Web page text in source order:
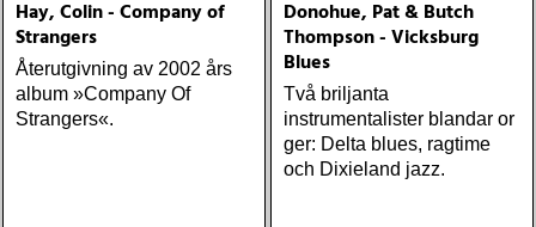
Hay, Colin - Company of
Strangers
Återutgivning av 2002 års
album »Company Of
Strangers«.
Donohue, Pat & Butch
Thompson - Vicksburg
Blues
Två briljanta
instrumentalister blandar or
ger: Delta blues, ragtime
och Dixieland jazz.